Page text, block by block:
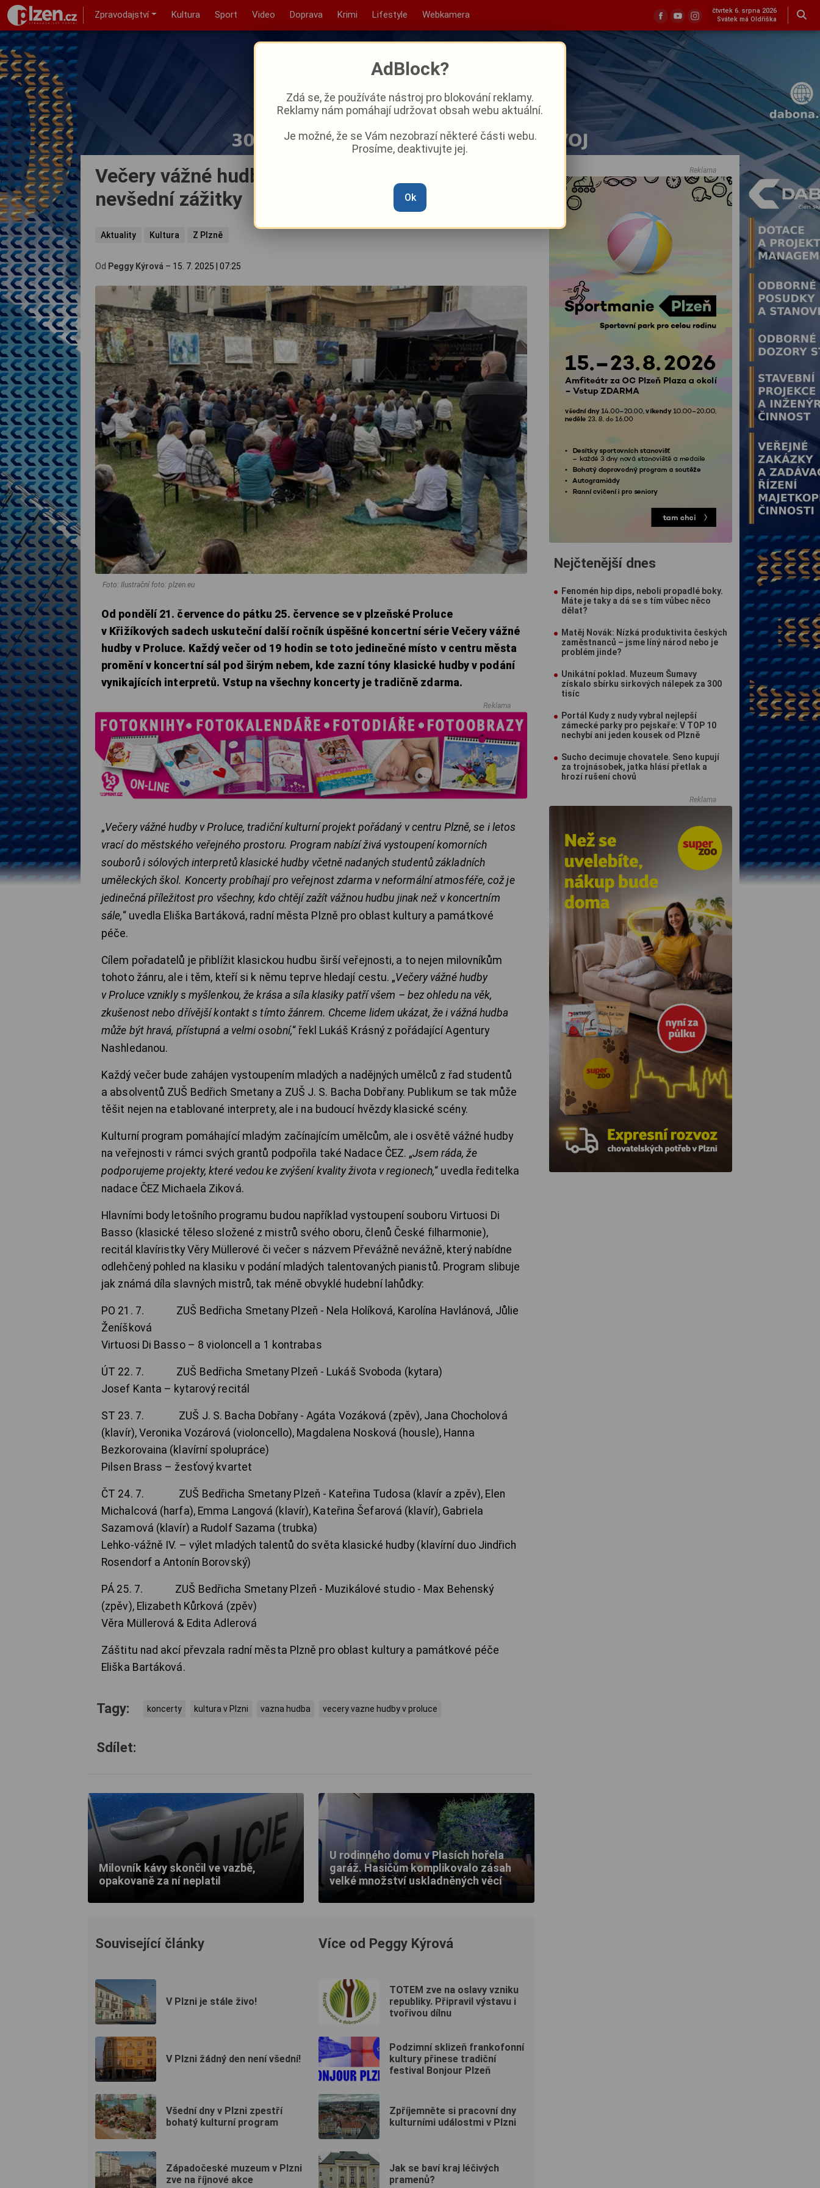
Zpravodajství Kultura Sport Video Doprava Krimi Lifestyle Webkamera
čtvrtek 6. srpna 2026
Svátek má Oldřiška
Večery vážné hudby v Proluce přinesou již brzy
nevšední zážitky
Aktuality Kultura Z Plzně
Od Peggy Kýrová – 15. 7. 2025 07:25
Foto: Ilustrační foto: plzen.eu
Od pondělí 21. července do pátku 25. července se v plzeňské Proluce
v Křižíkových sadech uskuteční další ročník úspěšné koncertní série Večery vážné
hudby v Proluce. Každý večer od 19 hodin se toto jedinečné místo v centru města
promění v koncertní sál pod širým nebem, kde zazní tóny klasické hudby v podání
vynikajících interpretů. Vstup na všechny koncerty je tradičně zdarma.
Reklama
„Večery vážné hudby v Proluce, tradiční kulturní projekt pořádaný v centru Plzně, se i letos
vrací do městského veřejného prostoru. Program nabízí živá vystoupení komorních
souborů i sólových interpretů klasické hudby včetně nadaných studentů základních
uměleckých škol. Koncerty probíhají pro veřejnost zdarma v neformální atmosféře, což je
jedinečná příležitost pro všechny, kdo chtějí zažít vážnou hudbu jinak než v koncertním
sále,“ uvedla Eliška Bartáková, radní města Plzně pro oblast kultury a památkové
péče.
Cílem pořadatelů je přiblížit klasickou hudbu širší veřejnosti, a to nejen milovníkům
tohoto žánru, ale i těm, kteří si k němu teprve hledají cestu. „Večery vážné hudby
v Proluce vznikly s myšlenkou, že krása a síla klasiky patří všem – bez ohledu na věk,
zkušenost nebo dřívější kontakt s tímto žánrem. Chceme lidem ukázat, že i vážná hudba
může být hravá, přístupná a velmi osobní,“ řekl Lukáš Krásný z pořádající Agentury
Nashledanou.
Každý večer bude zahájen vystoupením mladých a nadějných umělců z řad studentů
a absolventů ZUŠ Bedřich Smetany a ZUŠ J. S. Bacha Dobřany. Publikum se tak může
těšit nejen na etablované interprety, ale i na budoucí hvězdy klasické scény.
Kulturní program pomáhající mladým začínajícím umělcům, ale i osvětě vážné hudby
na veřejnosti v rámci svých grantů podpořila také Nadace ČEZ. „Jsem ráda, že
podporujeme projekty, které vedou ke zvýšení kvality života v regionech,“ uvedla ředitelka
nadace ČEZ Michaela Ziková.
Hlavními body letošního programu budou například vystoupení souboru Virtuosi Di
Basso (klasické těleso složené z mistrů svého oboru, členů České filharmonie),
recitál klavíristky Věry Müllerové či večer s názvem Převážně nevážně, který nabídne
odlehčený pohled na klasiku v podání mladých talentovaných pianistů. Program slibuje
jak známá díla slavných mistrů, tak méně obvyklé hudební lahůdky:
PO 21. 7. ZUŠ Bedřicha Smetany Plzeň - Nela Holíková, Karolína Havlánová, Jůlie
Ženíšková
Virtuosi Di Basso – 8 violoncell a 1 kontrabas
ÚT 22. 7. ZUŠ Bedřicha Smetany Plzeň - Lukáš Svoboda (kytara)
Josef Kanta – kytarový recitál
ST 23. 7. ZUŠ J. S. Bacha Dobřany - Agáta Vozáková (zpěv), Jana Chocholová
(klavír), Veronika Vozárová (violoncello), Magdalena Nosková (housle), Hanna
Bezkorovaina (klavírní spolupráce)
Pilsen Brass – žesťový kvartet
ČT 24. 7. ZUŠ Bedřicha Smetany Plzeň - Kateřina Tudosa (klavír a zpěv), Elen
Michalcová (harfa), Emma Langová (klavír), Kateřina Šefarová (klavír), Gabriela
Sazamová (klavír) a Rudolf Sazama (trubka)
Lehko-vážně IV. – výlet mladých talentů do světa klasické hudby (klavírní duo Jindřich
Rosendorf a Antonín Borovský)
PÁ 25. 7. ZUŠ Bedřicha Smetany Plzeň - Muzikálové studio - Max Behenský
(zpěv), Elizabeth Kůrková (zpěv)
Věra Müllerová & Edita Adlerová
Záštitu nad akcí převzala radní města Plzně pro oblast kultury a památkové péče
Eliška Bartáková.
Tagy: koncerty kultura v Plzni vazna hudba vecery vazne hudby v proluce
Sdílet:
Milovník kávy skončil ve vazbě,
opakovaně za ní neplatil
U rodinného domu v Plasích hořela
garáž. Hasičům komplikovalo zásah
velké množství uskladněných věcí
Související články
V Plzni je stále živo!
V Plzni žádný den není všední!
Všední dny v Plzni zpestří
bohatý kulturní program
Západočeské muzeum v Plzni
zve na říjnové akce
Více od Peggy Kýrová
TOTEM zve na oslavy vzniku
republiky. Připravil výstavu i
tvořivou dílnu
Podzimní sklizeň frankofonní
kultury přinese tradiční
festival Bonjour Plzeň
Zpříjemněte si pracovní dny
kulturními událostmi v Plzni
Jak se baví kraj léčivých
pramenů?
Reklama
Nejčtenější dnes
Fenomén hip dips, neboli propadlé boky.
Máte je taky a dá se s tím vůbec něco
dělat?
Matěj Novák: Nízká produktivita českých
zaměstnanců – jsme líný národ nebo je
problém jinde?
Unikátní poklad. Muzeum Šumavy
získalo sbírku sirkových nálepek za 300
tisíc
Portál Kudy z nudy vybral nejlepší
zámecké parky pro pejskaře: V TOP 10
nechybí ani jeden kousek od Plzně
Sucho decimuje chovatele. Seno kupují
za trojnásobek, jatka hlásí přetlak a
hrozí rušení chovů
Reklama
AdBlock?
Zdá se, že používáte nástroj pro blokování reklamy.
Reklamy nám pomáhají udržovat obsah webu aktuální.
Je možné, že se Vám nezobrazí některé části webu.
Prosíme, deaktivujte jej.
Ok